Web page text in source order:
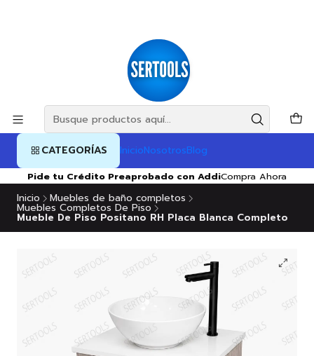
CATEGORÍAS InicioNosotrosBlog
Pide tu Crédito Preaprobado con AddiCompra Ahora
Inicio Muebles de baño completos
Muebles Completos De Piso
Mueble De Piso Positano RH Placa Blanca Completo